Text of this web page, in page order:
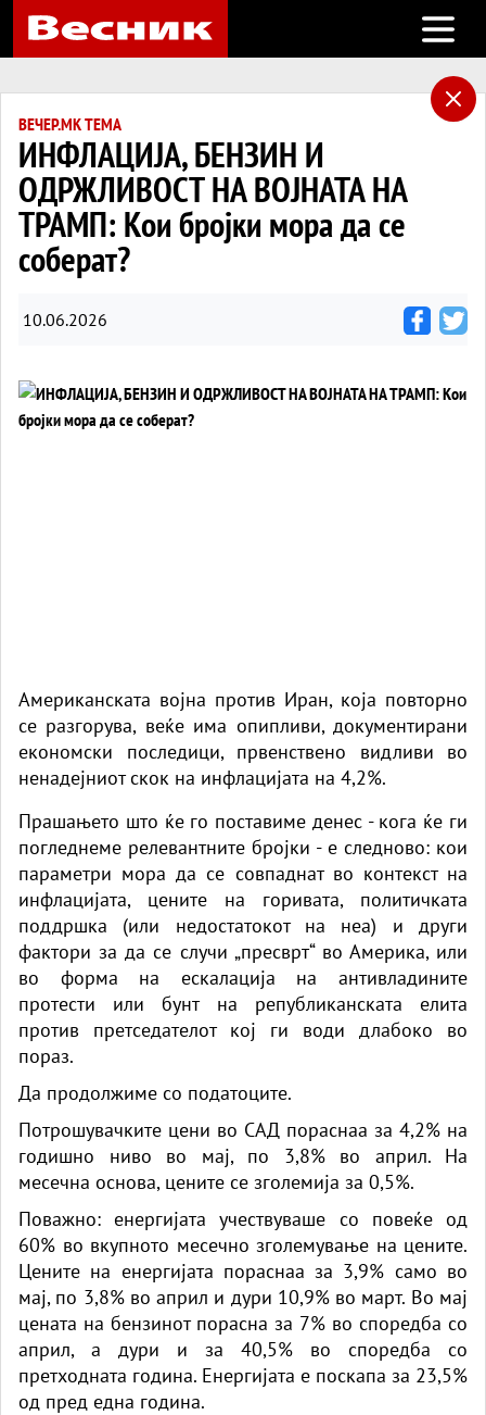
Open
ВЕЧЕР.МК ТЕМА
ИНФЛАЦИЈА, БЕНЗИН И
ОДРЖЛИВОСТ НА ВОЈНАТА НА
ТРАМП: Кои бројки мора да се
соберат?
10.06.2026
Американската војна против Иран, која повторно
се разгорува, веќе има опипливи, документирани
економски последици, првенствено видливи во
ненадејниот скок на инфлацијата на 4,2%.
Прашањето што ќе го поставиме денес - кога ќе ги
погледнеме релевантните бројки - е следново: кои
параметри мора да се совпаднат во контекст на
инфлацијата, цените на горивата, политичката
поддршка (или недостатокот на неа) и други
фактори за да се случи „пресврт“ во Америка, или
во форма на ескалација на антивладините
протести или бунт на републиканската елита
против претседателот кој ги води длабоко во
пораз.
Да продолжиме со податоците.
Потрошувачките цени во САД пораснаа за 4,2% на
годишно ниво во мај, по 3,8% во април. На
месечна основа, цените се зголемија за 0,5%.
Поважно: енергијата учествуваше со повеќе од
60% во вкупното месечно зголемување на цените.
Цените на енергијата пораснаа за 3,9% само во
мај, по 3,8% во април и дури 10,9% во март. Во мај
цената на бензинот порасна за 7% во споредба со
април, а дури и за 40,5% во споредба со
претходната година. Енергијата е поскапа за 23,5%
од пред една година.